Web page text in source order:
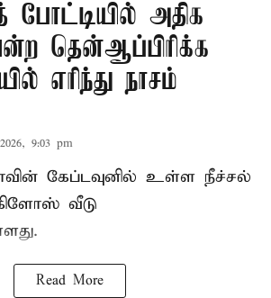
போட்டியில் அதிக
தென்ஆப்பிரிக்க
எரிந்து நாசம்
9:03 pm
கேப்டவுனில் உள்ள நீச்சல்
வீடு
Read More